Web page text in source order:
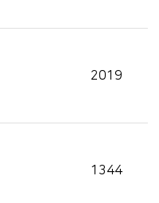
2019
1344